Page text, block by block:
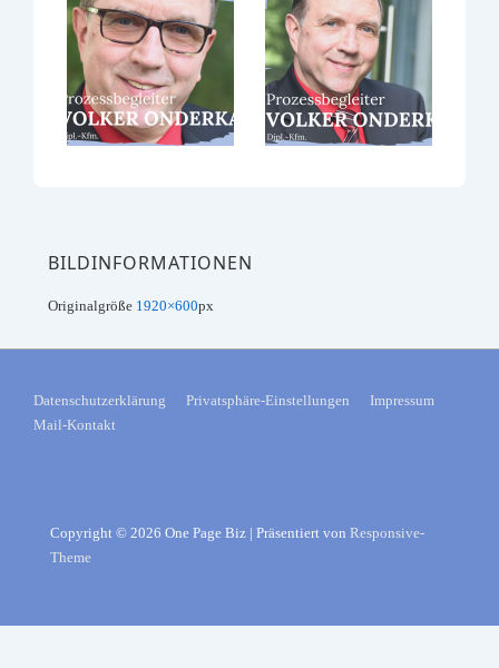
BILDINFORMATIONEN
Originalgröße 1920×600px
FOOTER-
Datenschutzerklärung Privatsphäre-Einstellungen
Impressum
Mail-Kontakt
Copyright © 2026 One Page Biz | Präsentiert von Responsive-
Theme